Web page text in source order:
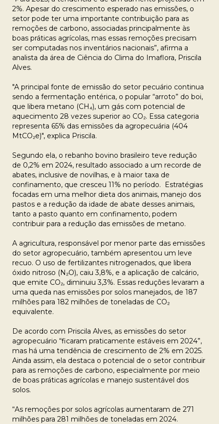
2%. Apesar do crescimento esperado nas emissões, o
setor pode ter uma importante contribuição para as
remoções de carbono, associadas principalmente às
boas práticas agrícolas, mas essas remoções precisam
ser computadas nos inventários nacionais”, afirma a
analista da área de Ciência do Clima do Imaflora, Priscila
Alves.
"A principal fonte de emissão do setor pecuário continua
sendo a fermentação entérica, o popular “arroto” do boi,
que libera metano (CH₄), um gás com potencial de
aquecimento 28 vezes superior ao CO₂. Essa categoria
representa 65% das emissões da agropecuária (404
MtCO₂e)", explica Priscila.
Segundo ela, o rebanho bovino brasileiro teve redução
de 0,2% em 2024, resultado associado a um recorde de
abates, inclusive de novilhas, e à maior taxa de
confinamento, que cresceu 11% no período. Estratégias
focadas em uma melhor dieta dos animais, manejo dos
pastos e a redução da idade de abate desses animais,
tanto a pasto quanto em confinamento, podem
contribuir para a redução das emissões de metano.
A agricultura, responsável por menor parte das emissões
do setor agropecuário, também apresentou um leve
recuo. O uso de fertilizantes nitrogenados, que libera
óxido nitroso (N₂O), caiu 3,8%, e a aplicação de calcário,
que emite CO₂, diminuiu 3,3%. Essas reduções levaram a
uma queda nas emissões por solos manejados, de 187
milhões para 182 milhões de toneladas de CO₂
equivalente.
De acordo com Priscila Alves, as emissões do setor
agropecuário “ficaram praticamente estáveis em 2024”,
mas há uma tendência de crescimento de 2% em 2025.
Ainda assim, ela destaca o potencial de o setor contribuir
para as remoções de carbono, especialmente por meio
de boas práticas agrícolas e manejo sustentável dos
solos.
“As remoções por solos agrícolas aumentaram de 271
milhões para 281 milhões de toneladas em 2024.